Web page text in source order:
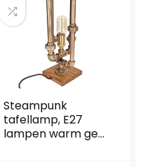
Steampunk
tafellamp, E27
lampen warm geel